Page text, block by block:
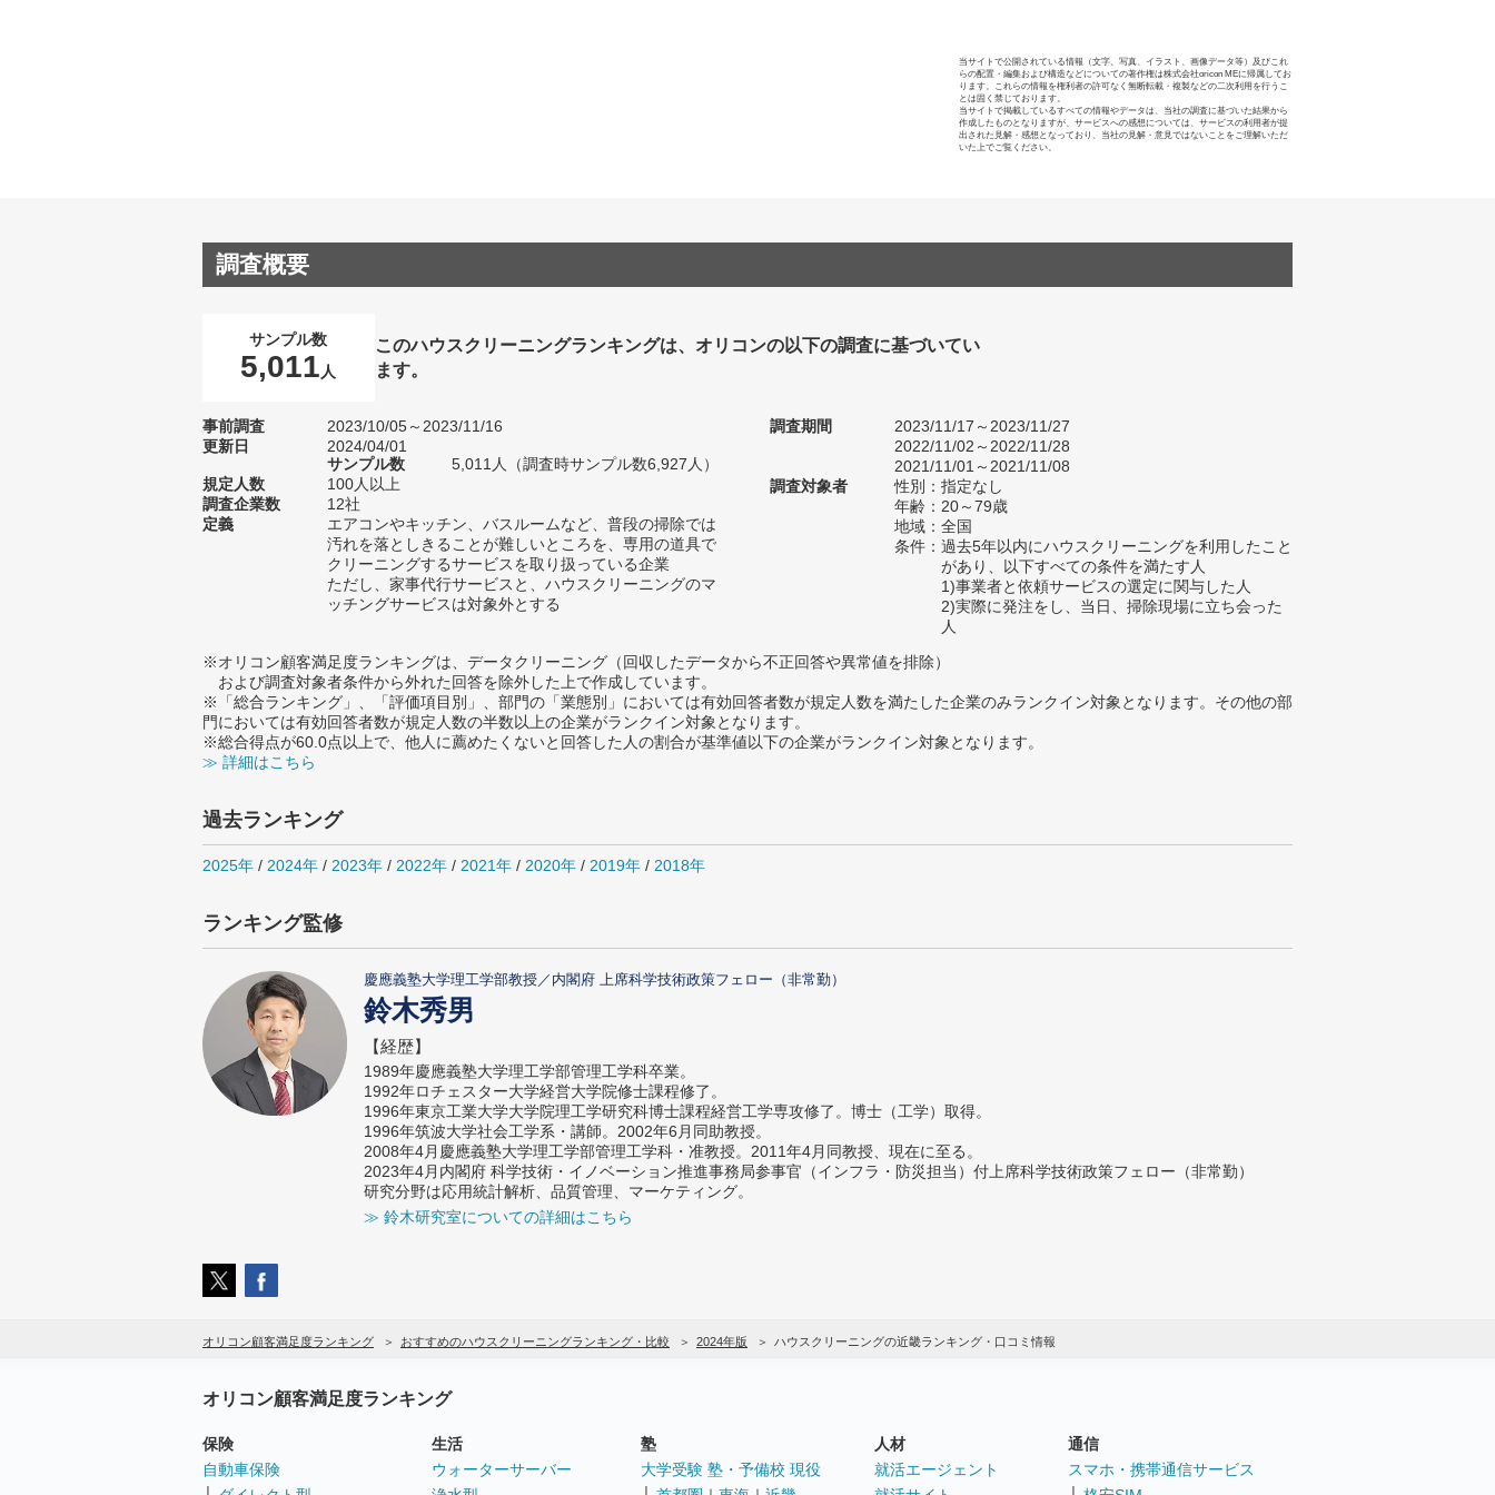
当サイトで公開されている情報（文字、写真、イラスト、画像データ等）及びこれ
らの配置・編集および構造などについての著作権は株式会社oricon MEに帰属してお
ります。これらの情報を権利者の許可なく無断転載・複製などの二次利用を行うこ
とは固く禁じております。
当サイトで掲載しているすべての情報やデータは、当社の調査に基づいた結果から
作成したものとなりますが、サービスへの感想については、サービスの利用者が提
出された見解・感想となっており、当社の見解・意見ではないことをご理解いただ
いた上でご覧ください。
調査概要
サンプル数
5,011 人
このハウスクリーニングランキングは、オリコンの以下の調査に基づいてい
ます。
事前調査
2023/10/05～2023/11/16
更新日
2024/04/01
サンプル数
5,011人（調査時サンプル数6,927人）
規定人数
100人以上
調査企業数
12社
定義
エアコンやキッチン、バスルームなど、普段の掃除では
汚れを落としきることが難しいところを、専用の道具で
クリーニングするサービスを取り扱っている企業
ただし、家事代行サービスと、ハウスクリーニングのマ
ッチングサービスは対象外とする
調査期間
2023/11/17～2023/11/27
2022/11/02～2022/11/28
2021/11/01～2021/11/08
調査対象者
性別：指定なし
年齢：20～79歳
地域：全国
条件：過去5年以内にハウスクリーニングを利用したこと
があり、以下すべての条件を満たす人
1)事業者と依頼サービスの選定に関与した人
2)実際に発注をし、当日、掃除現場に立ち会った
人
※オリコン顧客満足度ランキングは、データクリーニング（回収したデータから不正回答や異常値を排除）
および調査対象者条件から外れた回答を除外した上で作成しています。
※「総合ランキング」、「評価項目別」、部門の「業態別」においては有効回答者数が規定人数を満たした企業のみランクイン対象となります。その他の部
門においては有効回答者数が規定人数の半数以上の企業がランクイン対象となります。
※総合得点が60.0点以上で、他人に薦めたくないと回答した人の割合が基準値以下の企業がランクイン対象となります。
≫ 詳細はこちら
過去ランキング
2025年 / 2024年 / 2023年 / 2022年 / 2021年 / 2020年 / 2019年 / 2018年
ランキング監修
慶應義塾大学理工学部教授／内閣府 上席科学技術政策フェロー（非常勤）
鈴木秀男
【経歴】
1989年慶應義塾大学理工学部管理工学科卒業。
1992年ロチェスター大学経営大学院修士課程修了。
1996年東京工業大学大学院理工学研究科博士課程経営工学専攻修了。博士（工学）取得。
1996年筑波大学社会工学系・講師。2002年6月同助教授。
2008年4月慶應義塾大学理工学部管理工学科・准教授。2011年4月同教授、現在に至る。
2023年4月内閣府 科学技術・イノベーション推進事務局参事官（インフラ・防災担当）付上席科学技術政策フェロー（非常勤）
研究分野は応用統計解析、品質管理、マーケティング。
≫ 鈴木研究室についての詳細はこちら
オリコン顧客満足度ランキング おすすめのハウスクリーニングランキング・比較 2024年版 ハウスクリーニングの近畿ランキング・口コミ情報
オリコン顧客満足度ランキング
保険
自動車保険
生活
ウォーターサーバー
塾
大学受験 塾・予備校 現役
人材
就活エージェント
通信
スマホ・携帯通信サービス